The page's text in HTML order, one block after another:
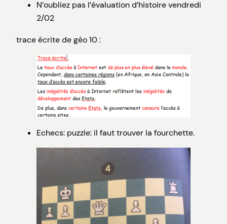
N’oubliez pas l’évaluation d’histoire vendredi
2/02
trace écrite de géo 10 :
Echecs: puzzle: il faut trouver la fourchette.